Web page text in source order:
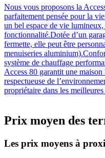
Nous vous proposons la
parfaitement pensée pour la
un bel espace de vie
fonctionnalité.Dotée d’un
fermette, elle peut être
menuiseries
système de chauffage
Access 80 garantit une
respectueuse de
propriétaire dans les
Prix moyen des
Les prix moyens à